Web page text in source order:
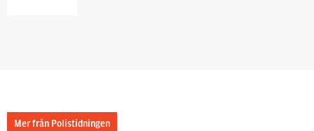
Mer från Polistidningen